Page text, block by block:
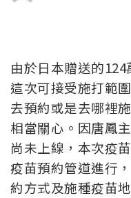
由於日本贈送的124
這次可接受施打範
去預約或是去哪裡
相當關心。因唐鳳
尚未上線，本次疫
疫苗預約管道進行
約方式及施種疫苗